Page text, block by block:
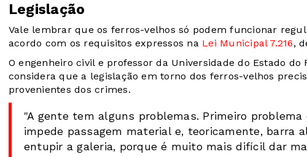
Legislação
Vale lembrar que os ferros-velhos só podem funcionar
acordo com os requisitos expressos na Lei Municipal 7.216,
O engenheiro civil e professor da Universidade do Estado do
considera que a legislação em torno dos ferros-velhos
provenientes dos crimes.
"A gente tem alguns problemas. Primeiro
impede passagem material e, teoricamente, barra
entupir a galeria, porque é muito mais difícil dar